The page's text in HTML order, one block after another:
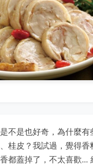
不是也好奇，為什麼有
桂皮？我試過，覺得香
都蓋掉了，不太喜歡...